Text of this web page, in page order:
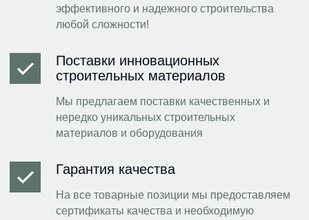
эффективного и надежного строительства
любой сложности!
Поставки инновационных
строительных материалов
Мы предлагаем поставки качественных и
нередко уникальных строительных
материалов и оборудования
Гарантия качества
На все товарные позиции мы предоставляем
сертификаты качества и необходимую